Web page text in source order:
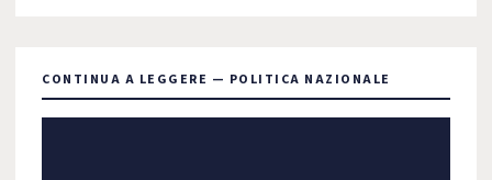
CONTINUA A LEGGERE — POLITICA NAZIONALE